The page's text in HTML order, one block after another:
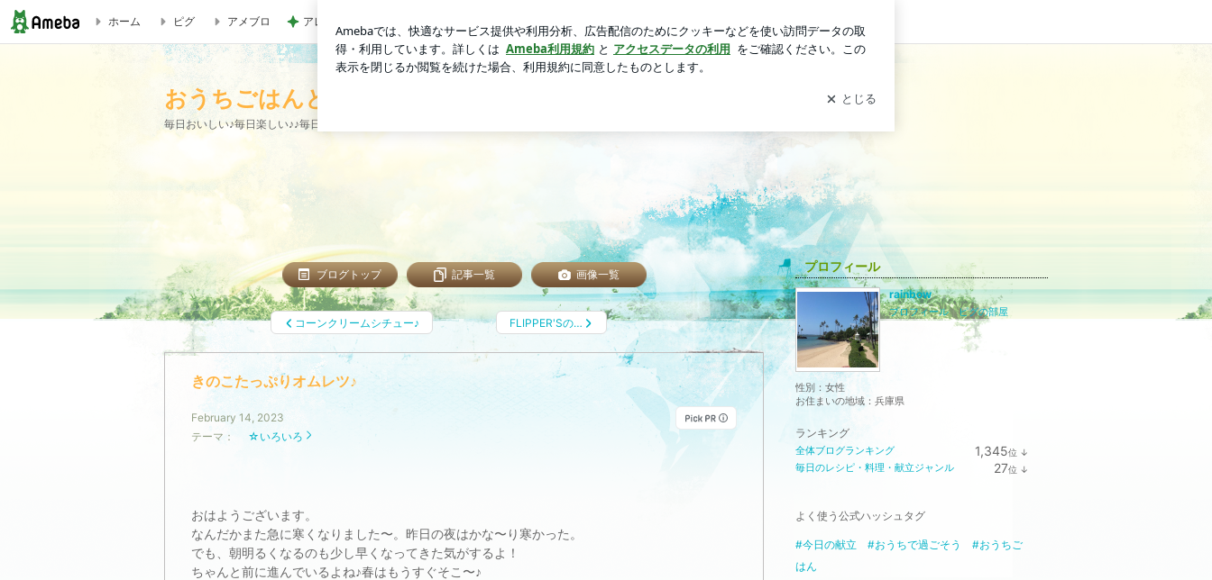
きのこたっぷりオムレツ♪ | おうちごはんと楽しい毎日
ホーム ピグ アメブロ アレクの妹タマラの最近の姿 ログイン
おうちごはんと楽しい毎日
毎日おいしい♪毎日楽しい♪♪毎日ありがとう♪♪♪
ブログトップ 記事一覧 画像一覧
コーンクリームシチュー♪ FLIPPER'Sの…
きのこたっぷりオムレツ♪
February 14, 2023
テーマ：
☆いろいろ
おはようございます。
なんだかまた急に寒くなりました〜。昨日の夜はかな〜り寒かった。
でも、朝明るくなるのも少し早くなってきた気がするよ！
ちゃんと前に進んでいるよね♪春はもうすぐそこ〜♪
プロフィール
rainbow
プロフィール｜ピグの部屋
性別： 女性
お住まいの地域： 兵庫県
ランキング
全体ブログランキング 1,345位 ↓
毎日のレシピ・料理・献立ジャンル 27位 ↓
よく使う公式ハッシュタグ
#今日の献立 #おうちで過ごそう
#おうちご
はん